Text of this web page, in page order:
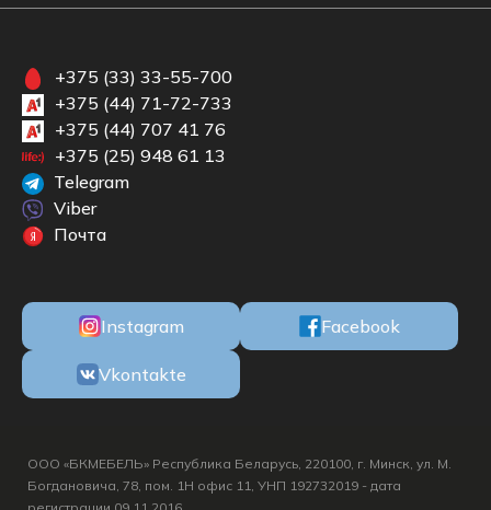
+375 (33) 33-55-700
+375 (44) 71-72-733
+375 (44) 707 41 76
+375 (25) 948 61 13
Telegram
Viber
Почта
Instagram Facebook
Vkontakte
ООО «БКМЕБЕЛЬ» Республика Беларусь, 220100, г. Минск, ул. М.
Богдановича, 78, пом. 1Н офис 11, УНП 192732019 - дата